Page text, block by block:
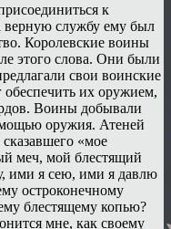
к
верную службу ему был
Королевские воины
этого слова. Они были
свои воинские
их оружием,
Воины добывали
оружия. Атеней
сказавшего «мое
меч, мой блестящий
ими я сею, ими я давлю
остроконечному
блестящему копью?
мне, как своему